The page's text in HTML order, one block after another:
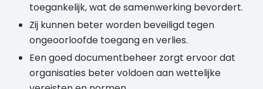
toegankelijk, wat de samenwerking bevordert.
Zij kunnen beter worden beveiligd tegen
ongeoorloofde toegang en verlies.
Een goed documentbeheer zorgt ervoor dat
organisaties beter voldoen aan wettelijke